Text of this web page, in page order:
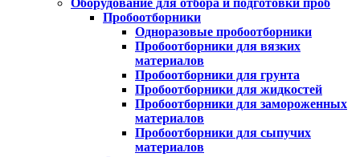
Оборудование для отбора и подготовки проб
Пробоотборники
Одноразовые пробоотборники
Пробоотборники для вязких
материалов
Пробоотборники для грунта
Пробоотборники для жидкостей
Пробоотборники для замороженных
материалов
Пробоотборники для сыпучих
материалов